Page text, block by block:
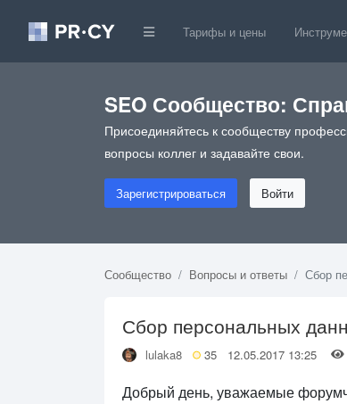
Тарифы и цены
SEO Сообщество:
Присоединяйтесь к сообществу
вопросы коллег и задавайте свои.
Зарегистрироваться Войти
Сообщество Вопросы и ответы Сбор
Сбор персональных
lulaka8 35 12.05.2017 13:25
Добрый день, уважаемые